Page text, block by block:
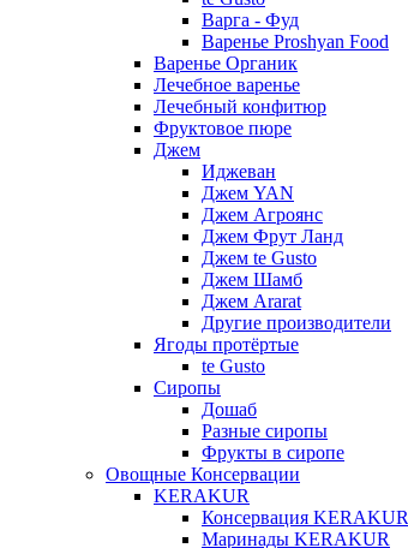
Варга - Фуд
Варенье Proshyan Food
Варенье Органик
Лечебное варенье
Лечебный конфитюр
Фруктовое пюре
Джем
Иджеван
Джем YAN
Джем Агроянс
Джем Фрут Ланд
Джем te Gusto
Джем Шамб
Джем Ararat
Другие производители
Ягоды протёртые
te Gusto
Сиропы
Дошаб
Разные сиропы
Фрукты в сиропе
Овощные Консервации
KERAKUR
Консервация KERAKUR
Маринады KERAKUR